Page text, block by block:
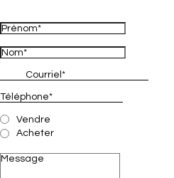
Vendre
Acheter